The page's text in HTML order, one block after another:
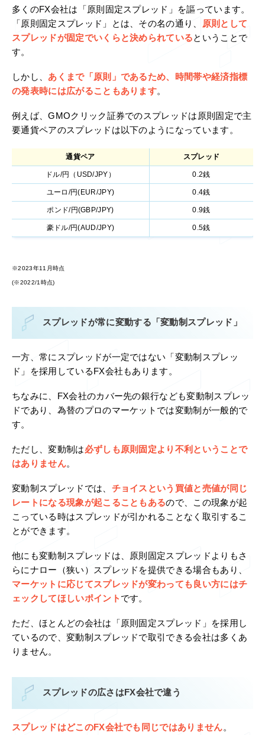
多くのFX会社は「原則固定スプレッド」を謳っています。
「原則固定スプレッド」とは、その名の通り、 原則として
スプレッドが固定でいくらと決められているということで
す。
しかし、 あくまで「原則」であるため、時間帯や経済指標
の発表時には広がることもあります。
例えば、GMOクリック証券でのスプレッドは原則固定で主
要通貨ペアのスプレッドは以下のようになっています。
通貨ペア スプレッド
ドル/円（USD/JPY） 0.2銭
ユーロ/円(EUR/JPY) 0.4銭
ポンド/円(GBP/JPY) 0.9銭
豪ドル/円(AUD/JPY) 0.5銭
※2023年11月時点
(※2022/1時点)
スプレッドが常に変動する「変動制スプレッド」
一方、常にスプレッドが一定ではない「変動制スプレッ
ド」を採用しているFX会社もあります。
ちなみに、FX会社のカバー先の銀行なども変動制スプレッ
ドであり、為替のプロのマーケットでは変動制が一般的で
す。
ただし、変動制は必ずしも原則固定より不利ということで
はありません。
変動制スプレッドでは、 チョイスという買値と売値が同じ
レートになる現象が起こることもあるので、この現象が起
こっている時はスプレッドが引かれることなく取引するこ
とができます。
他にも変動制スプレッドは、原則固定スプレッドよりもさ
らにナロー（狭い）スプレッドを提供できる場合もあり、
マーケットに応じてスプレッドが変わっても良い方にはチ
ェックしてほしいポイント です。
ただ、ほとんどの会社は「原則固定スプレッド」を採用し
ているので、変動制スプレッドで取引できる会社は多くあ
りません。
スプレッドの広さはFX会社で違う
スプレッドはどこのFX会社でも同じではありません。